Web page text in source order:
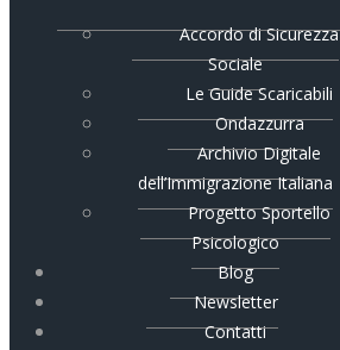
Accordo di Sicurezza
Sociale
Le Guide Scaricabili
Ondazzurra
Archivio Digitale
dell’Immigrazione Italiana
Progetto Sportello
Psicologico
Blog
Newsletter
Contatti